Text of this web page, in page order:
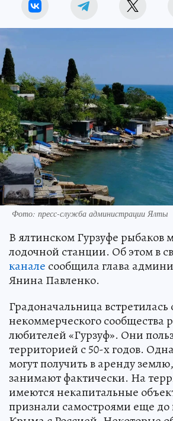
Фото: пресс-служба администрации Ялты
В ялтинском Гурзуфе рыбаков
лодочной станции. Об этом в
канале сообщила глава
Янина Павленко.
Градоначальница
некоммерческого сообщества
любителей «Гурзуф». Они
территорией с 50-х годов.
могут получить в аренду
занимают фактически. На
имеются некапитальные
признали самостроями еще до